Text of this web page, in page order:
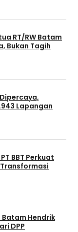
RT/RW Batam
Bukan Tagih
Lapangan
BBT Perkuat
Batam Hendrik
DPP